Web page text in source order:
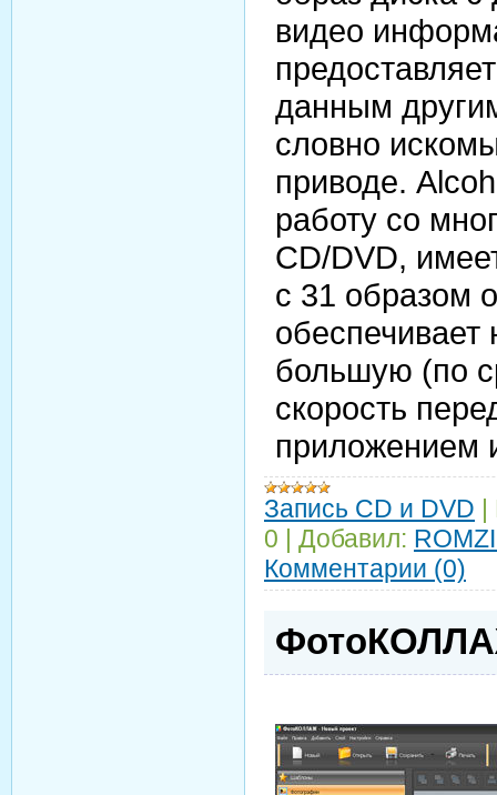
видео
данным
словно
приводе.
работу со
CD/DVD,
с 31 образом
большую (по
скорость
приложением
Запись CD и DVD
0
Добавил:
Комментарии (0)